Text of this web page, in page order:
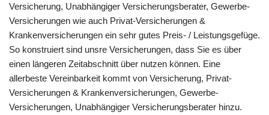
Versicherung, Unabhängiger Versicherungsberater, Gewerbe-
Versicherungen wie auch Privat-Versicherungen &
Krankenversicherungen ein sehr gutes Preis- / Leistungsgefüge.
So konstruiert sind unsre Versicherungen, dass Sie es über
einen längeren Zeitabschnitt über nutzen können. Eine
allerbeste Vereinbarkeit kommt von Versicherung, Privat-
Versicherungen & Krankenversicherungen, Gewerbe-
Versicherungen, Unabhängiger Versicherungsberater hinzu.